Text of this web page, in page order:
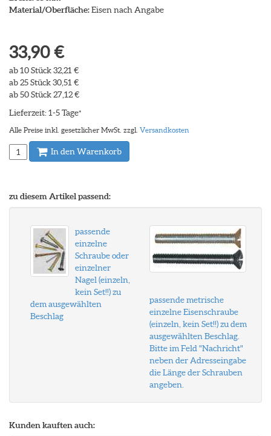
Material/Oberfläche:Eisen nach Angabe
33,90 €
ab 10 Stück 32,21 €
ab 25 Stück 30,51 €
ab 50 Stück 27,12 €
Lieferzeit: 1-5 Tage*
Alle Preise inkl. gesetzlicher MwSt. zzgl. Versandkosten
In den Warenkorb
zu diesem Artikel passend:
passende
einzelne
Schraube oder
einzelner
Nagel (einzeln,
kein Set!!) zu
dem ausgewählten
Beschlag
passende metrische
einzelne Eisenschraube
(einzeln, kein Set!!) zu dem
ausgewählten Beschlag.
Bitte im Feld "Nachricht"
neben der Adresseingabe
die Länge der Schrauben
angeben.
Kunden kauften auch: